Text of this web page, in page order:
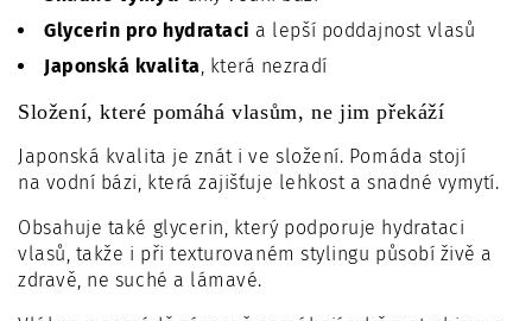
Glycerin pro hydrataci a lepší poddajnost vlasů
Japonská kvalita, která nezradí
Složení, které pomáhá vlasům, ne jim překáží
Japonská kvalita je znát i ve složení. Pomáda stojí
na vodní bázi, která zajišťuje lehkost a snadné vymytí.
Obsahuje také glycerin, který podporuje hydrataci
vlasů, takže i při texturovaném stylingu působí živě a
zdravě, ne suché a lámavé.